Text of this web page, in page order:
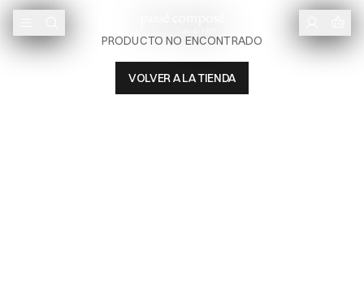
PRODUCTO NO ENCONTRADO
VOLVER A LA TIENDA